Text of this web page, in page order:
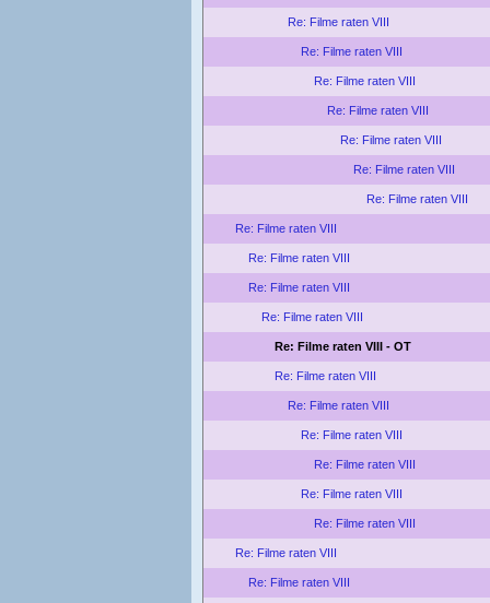
Re: Filme raten VIII
Re: Filme raten VIII
Re: Filme raten VIII
Re: Filme raten VIII
Re: Filme raten VIII
Re: Filme raten VIII
Re: Filme raten VIII
Re: Filme raten VIII
Re: Filme raten VIII
Re: Filme raten VIII
Re: Filme raten VIII
Re: Filme raten VIII - OT
Re: Filme raten VIII
Re: Filme raten VIII
Re: Filme raten VIII
Re: Filme raten VIII
Re: Filme raten VIII
Re: Filme raten VIII
Re: Filme raten VIII
Re: Filme raten VIII